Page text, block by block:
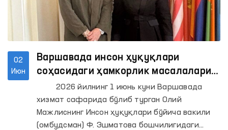
02
Июн
Варшавада инсон ҳуқуқлари
соҳасидаги ҳамкорлик масалалари
муҳокама қилинди
2026 йилнинг 1 июнь куни Варшавада
хизмат сафарида бўлиб турган Олий
Мажлиснинг Инсон ҳуқуқлари бўйича вакили
(омбудсман) Ф. Эшматова бошчилигидаги